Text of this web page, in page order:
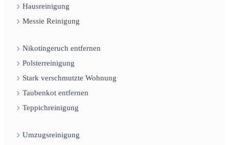
Hausreinigung
Messie Reinigung
Nikotingeruch entfernen
Polsterreinigung
Stark verschmutzte Wohnung
Taubenkot entfernen
Teppichreinigung
Umzugsreinigung